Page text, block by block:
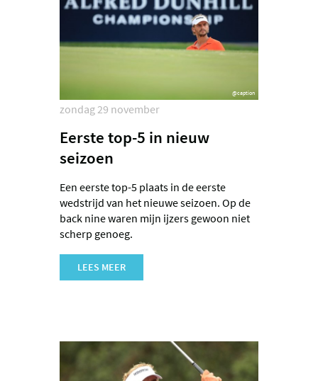
@caption
zondag 29 november
Eerste top-5 in nieuw
seizoen
Een eerste top-5 plaats in de eerste
wedstrijd van het nieuwe seizoen. Op de
back nine waren mijn ijzers gewoon niet
scherp genoeg.
LEES MEER